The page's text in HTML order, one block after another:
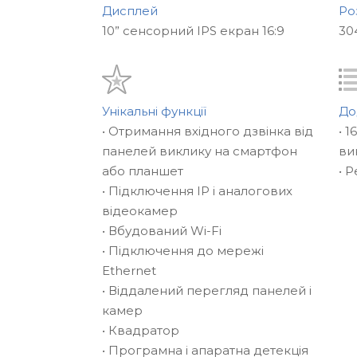
будь-який рух перед камерами –
Для більшого охоплення території, ви
буде здійснюватися по всім 4-м
Важливою особливістю відеодомофона
аналогові, але іIP відеокамери.
роботу з камерами і панелями з
Підключені панелі і камери разом
відеоспостереження. Зображення з
переглядати на одному екрані в
квадратора.
Ще однією відмінною особливістю SL-
налаштування 3 режимів гучності
Навряд чи ви захочете, щоб вночі
звуком виклику, тому можна
Дисплей
10” сенсорний IPS екран 16:9
Унікальні функції
• Отримання вхідного дзвінка від
панелей виклику на смартфон
або планшет
• Підключення IP і аналогових
відеокамер
• Вбудований Wi-Fi
• Підключення до мережі
Ethernet
• Віддалений перегляд панелей і
камер
• Квадратор
• Програмна і апаратна детекція
•
•